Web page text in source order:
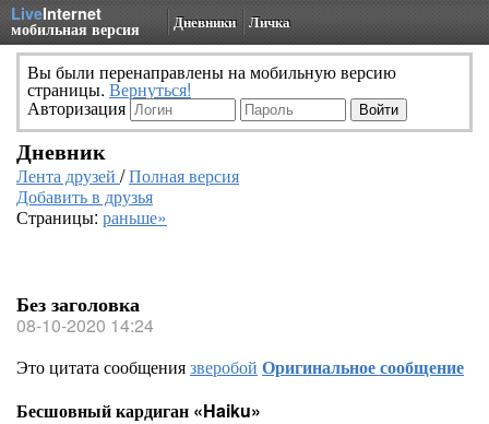
LiveInternet
мобильная версия Дневники Личка
Вы были перенаправлены на мобильную версию
страницы. Вернуться!
Авторизация
Дневник
Лента друзей /Полная версия
Добавить в друзья
Страницы: раньше»
Без заголовка
08-10-2020 14:24
Это цитата сообщениязверобой Оригинальное сообщение
Бесшовный кардиган «Haiku»